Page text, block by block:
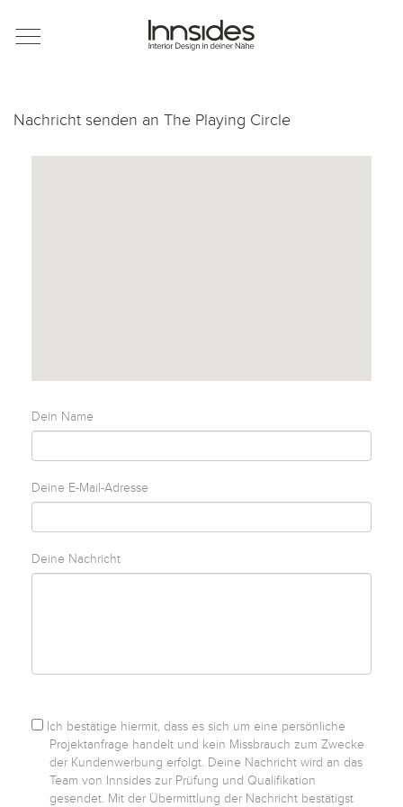
Magazin
Facebook
Newsletter
Nachricht senden an The Playing Circle
Dein Name
Deine E-Mail-Adresse
Deine Nachricht
Ich bestätige hiermit, dass es sich um eine persönliche
Projektanfrage handelt und kein Missbrauch zum Zwecke
der Kundenwerbung erfolgt. Deine Nachricht wird an das
Team von Innsides zur Prüfung und Qualifikation
gesendet. Mit der Übermittlung der Nachricht bestätigst